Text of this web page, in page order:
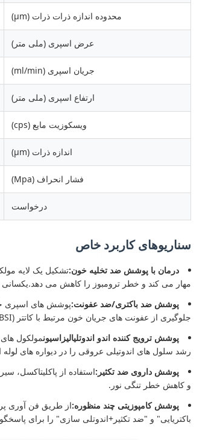
محدوده اندازه ذرات ذرات (μm)
عرض اسپری (ملی متر)
جریان اسپری (ml/min)
ارتفاع اسپری (ملی متر)
ویسکوزیت مایع (cps)
اندازه ذرات (μm)
فشار انحراف (Mpa)
درخواست
سناریوهای کاربرد خاص
درمان با پوشش ضد تخلیه خون:تشکیل یک لایه
مهار می کند و خطر ترومبوز را کاهش می دهد.یکسانی
پوشش ضد باکتری/ضد عفونت:پوشش های اسپری
جلوگیری از عفونت های جریان خون مرتبط با کاتتر (CRBSI).اطمینان از پراکندگی یکنواخت نانوذرات بدون تجمع.
پوشش ترویج کننده اندو اندوتلیالیزاسیون
رشد سلول های اندوتیلی عروقی را در دیواره های
پوشش داروی ضد تکثیر:استفاده از پاکلیتاکسل،
و کاهش خطر تنگی نور.
پوشش کامپوزیتی چند منظوره:از طريق فن آوری
باکتریایی" و "ضد تکثیر+اندوتلی سازی" را برای